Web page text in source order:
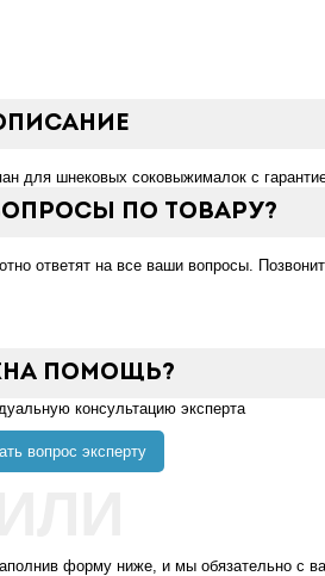
для шнековых соковыжималок с
по товару?
ответят на все ваши вопросы.
помощь?
консультацию эксперта
вопрос эксперту
форму ниже, и мы обязательно с